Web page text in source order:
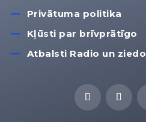
Privātuma politika
Kļūsti par brīvprātīgo
Atbalsti Radio un ziedo